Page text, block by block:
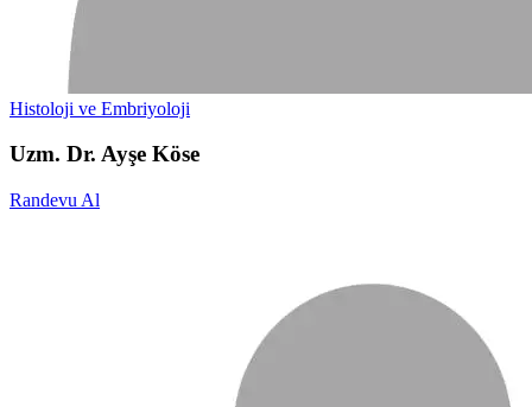
Histoloji ve Embriyoloji
Uzm. Dr. Ayşe Köse
Randevu Al